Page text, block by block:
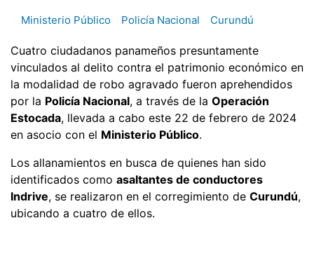
Ministerio Público Policía Nacional Curundú
Cuatro ciudadanos panameños presuntamente
vinculados al delito contra el patrimonio económico en
la modalidad de robo agravado fueron aprehendidos
por la Policía Nacional, a través de la Operación
Estocada, llevada a cabo este 22 de febrero de 2024
en asocio con el Ministerio Público.
Los allanamientos en busca de quienes han sido
identificados como asaltantes de conductores
Indrive, se realizaron en el corregimiento de Curundú,
ubicando a cuatro de ellos.